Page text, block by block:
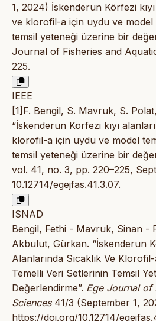
1, 2024) İskenderun Körfezi kıyı
ve klorofil-a için uydu ve model
temsil yeteneği üzerine bir
Journal of Fisheries and
225.
IEEE
[1]F. Bengil, S. Mavruk, S.
“İskenderun Körfezi kıyı
klorofil-a için uydu ve model
temsil yeteneği üzerine bir
vol. 41, no. 3, pp. 220–225,
10.12714/egejfas.41.3.07.
ISNAD
Bengil, Fethi - Mavruk, Sinan -
Akbulut, Gürkan. “İskenderun
Alanlarında Sıcaklık Ve
Temelli Veri Setlerinin Temsil
Değerlendirme”. Ege Journal of
Sciences41/3 (September 1,
https://doi.org/10.12714/